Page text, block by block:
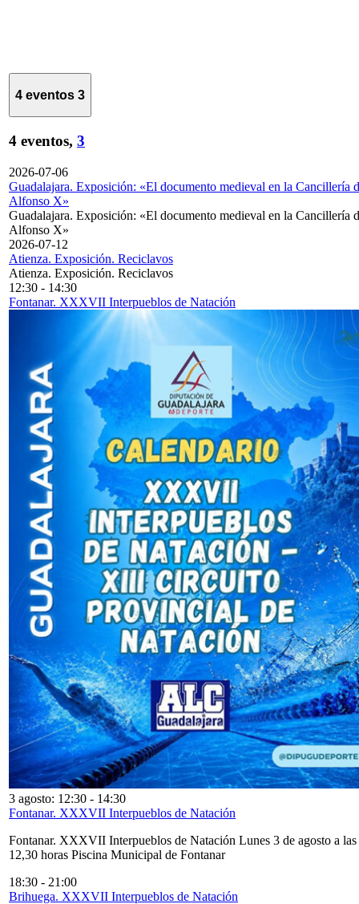
4 eventos 3
4 eventos, 3
2026-07-06
Guadalajara. Exposición: «El documento medieval en la Cancillería
Alfonso X»
Guadalajara. Exposición: «El documento medieval en la Cancillería
Alfonso X»
2026-07-12
Atienza. Exposición. Reciclavos
Atienza. Exposición. Reciclavos
12:30 - 14:30
Fontanar. XXXVII Interpueblos de Natación
3 agosto: 12:30 - 14:30
Fontanar. XXXVII Interpueblos de Natación
Fontanar. XXXVII Interpueblos de Natación Lunes 3 de agosto a las
12,30 horas Piscina Municipal de Fontanar
18:30 - 21:00
Brihuega. XXXVII Interpueblos de Natación